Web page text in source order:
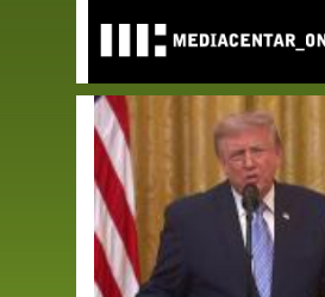
main
content